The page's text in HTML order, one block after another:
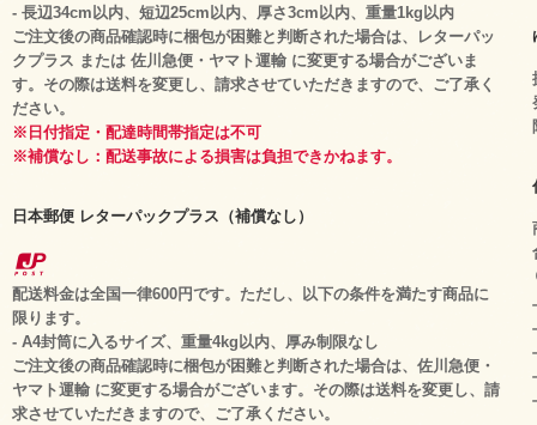
- 長辺34cm以内、短辺25cm以内、厚さ3cm以内、重量1kg以内
ご注文後の商品確認時に梱包が困難と判断された場合は、レターパッ
クプラス または 佐川急便・ヤマト運輸 に変更する場合がございま
す。その際は送料を変更し、請求させていただきますので、ご了承く
ださい。
※日付指定・配達時間帯指定は不可
※補償なし：配送事故による損害は負担できかねます。
日本郵便 レターパックプラス（補償なし）
配送料金は全国一律600円です。ただし、以下の条件を満たす商品に
限ります。
- A4封筒に入るサイズ、重量4kg以内、厚み制限なし
ご注文後の商品確認時に梱包が困難と判断された場合は、佐川急便・
ヤマト運輸 に変更する場合がございます。その際は送料を変更し、請
求させていただきますので、ご了承ください。